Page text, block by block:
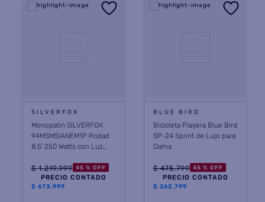
SILVERFOX
Monopatin SILVERFOX
94MSMSIANEM1P Rodad
8.5' 250 Watts con Luz
$ 1.219.999 45 % OFF
PRECIO CONTADO
$ 673.999
BLUE BIRD
Bicicleta Playera Blue Bird
SP-24 Sprint de Lujo para
Dama
$ 475.799 45 % OFF
PRECIO CONTADO
$ 262.799